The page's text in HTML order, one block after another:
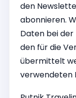
den
abonnieren.
Daten bei
den für die
übermittelt
verwendeten